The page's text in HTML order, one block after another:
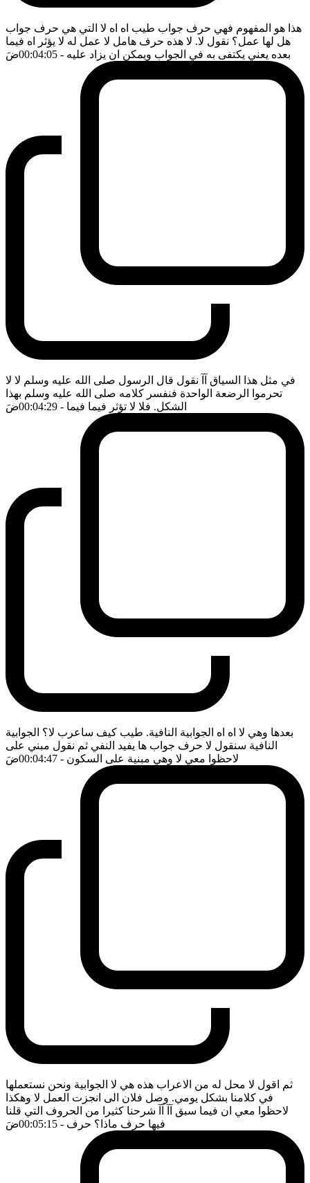
هذا هو المفهوم فهي حرف جواب طيب اه اه لا التي هي حرف جواب
هل لها عمل؟ نقول لا. لا هذه حرف هامل لا عمل له لا يؤثر اه فيما
بعده يعني يكتفى به في الجواب ويمكن ان يزاد عليه - 00:04:05 ضَ
في مثل هذا السياق آآ نقول قال الرسول صلى الله عليه وسلم لا لا
تحرموا الرضعة الواحدة فنفسر كلامه صلى الله عليه وسلم بهذا
الشكل. فلا لا تؤثر فيما فيما - 00:04:29 ضَ
بعدها وهي لا اه اه الجوابية النافية. طيب كيف ساعرب لا؟ الجوابية
النافية سنقول لا حرف جواب ها يفيد النفي ثم نقول مبني على
لاحظوا معي لا وهي مبنية على السكون - 00:04:47 ضَ
ثم اقول لا محل له من الاعراب هذه هي لا الجوابية ونحن نستعملها
في كلامنا بشكل يومي. وصل فلان الى انجزت العمل لا وهكذا
لاحظوا معي ان فيما سبق آآ آآ شرحنا كثيرا من الحروف التي قلنا
فيها حرف ماذا؟ حرف - 00:05:15 ضَ